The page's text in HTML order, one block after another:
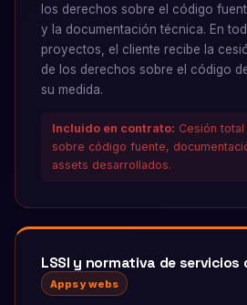
los derechos sobre el código
y la documentación técnica. En
proyectos, el cliente recibe la
de los derechos sobre el código
su medida.
Incluido en contrato: Cesión
sobre código fuente,
assets desarrollados.
LSSI y normativa de servicios
Apps y webs